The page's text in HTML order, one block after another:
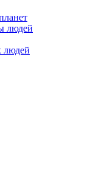
людей
людей